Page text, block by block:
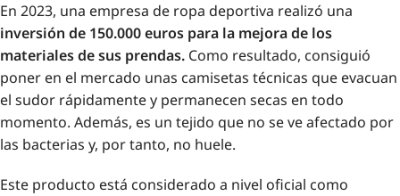
En 2023, una empresa de ropa deportiva realizó una
inversión de 150.000 euros para la mejora de los
materiales de sus prendas. Como resultado, consiguió
poner en el mercado unas camisetas técnicas que evacuan
el sudor rápidamente y permanecen secas en todo
momento. Además, es un tejido que no se ve afectado por
las bacterias y, por tanto, no huele.
Este producto está considerado a nivel oficial como